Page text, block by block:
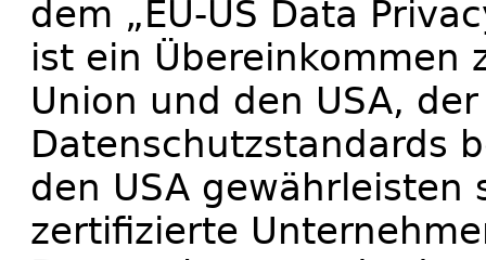
dem „EU-US Data
ist ein Übereinkommen
Union und den USA,
Datenschutzstandards
den USA gewährleisten
zertifizierte